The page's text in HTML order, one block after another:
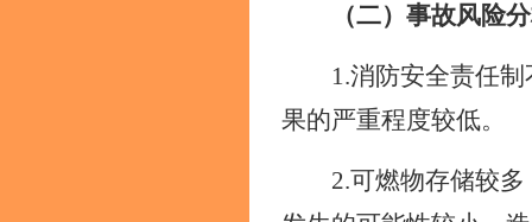
（二）事故风险
1.消防安全责任
果的严重程度较低。
2.可燃物存储较